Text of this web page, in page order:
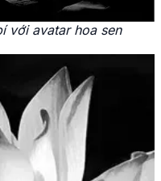
với avatar hoa sen